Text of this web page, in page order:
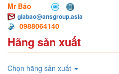
Mr Bảo
giabao@ansgroup.asia
0988064140
Hãng sản xuất
Chọn hãng sản xuất